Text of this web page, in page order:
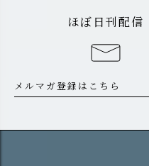
ほぼ日刊配信
メルマガ登録はこちら